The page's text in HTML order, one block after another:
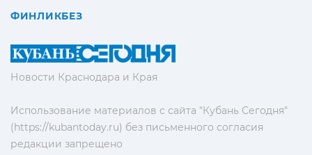
Новости Краснодара и Края
Использование материалов с сайта "Кубань Сегодня"
(https://kubantoday.ru) без письменного согласия
редакции запрещено
ФИНЛИКБЕЗ